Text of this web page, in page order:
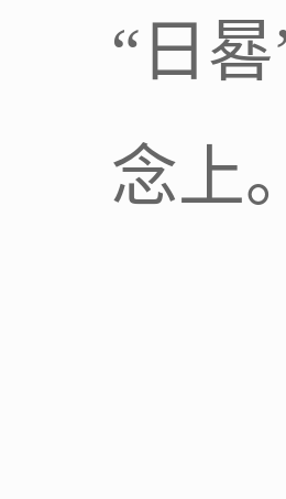
“日
念上。